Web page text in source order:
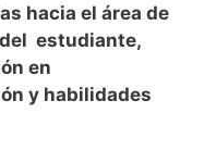
hacia el área de
estudiante,
en
y habilidades